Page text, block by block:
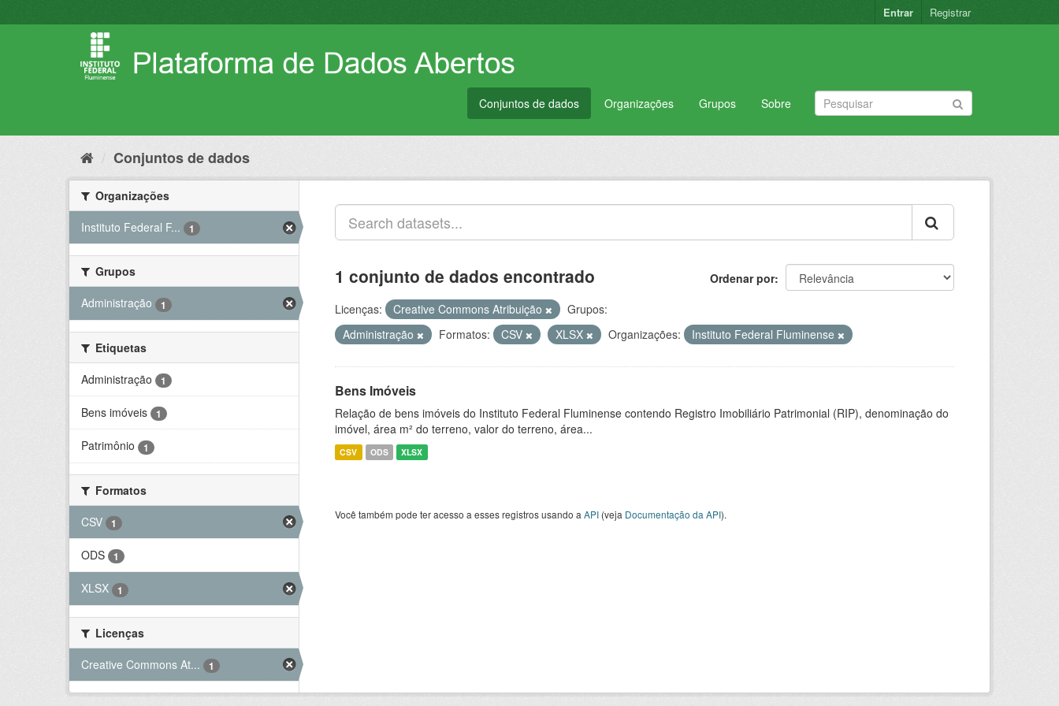
para
Entrar Registrar
Conjuntos de dados Organizações Grupos Sobre
Conjuntos de dados
Organizações
Instituto Federal F...
1
Grupos
Administração
1
Etiquetas
Administração
1
Bens imóveis 1
Patrimônio 1
Formatos
CSV
1
ODS 1
XLSX 1
Licenças
Creative Commons At...
1
Ordenar por
1 conjunto de dados encontrado
Licenças: Creative Commons Atribuição
Grupos:
Administração
Formatos: CSV XLSX Organizações: Instituto Federal Fluminense
Bens Imóveis
Relação de bens imóveis do Instituto Federal Fluminense contendo Registro Imobiliário Patrimonial (RIP), denominação do
imóvel, área m² do terreno, valor do terreno, área...
CSV ODS XLSX
Você também pode ter acesso a esses registros usando a API (veja Documentação da API).